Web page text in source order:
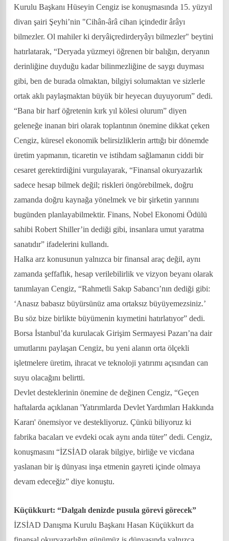
Kurulu Başkanı Hüseyin Cengiz ise konuşmasında 15. yüzyıl
divan şairi Şeyhi’nin "Cihân-ârâ cihan içindedir ârâyı
bilmezler. Ol mahiler ki deryâiçredirderyâyı bilmezler" beytini
hatırlatarak, “Deryada yüzmeyi öğrenen bir balığın, deryanın
derinliğine duyduğu kadar bilinmezliğine de saygı duyması
gibi, ben de burada olmaktan, bilgiyi solumaktan ve sizlerle
ortak aklı paylaşmaktan büyük bir heyecan duyuyorum” dedi.
“Bana bir harf öğretenin kırk yıl kölesi olurum” diyen
geleneğe inanan biri olarak toplantının önemine dikkat çeken
Cengiz, küresel ekonomik belirsizliklerin arttığı bir dönemde
üretim yapmanın, ticaretin ve istihdam sağlamanın ciddi bir
cesaret gerektirdiğini vurgulayarak, “Finansal okuryazarlık
sadece hesap bilmek değil; riskleri öngörebilmek, doğru
zamanda doğru kaynağa yönelmek ve bir şirketin yarınını
bugünden planlayabilmektir. Finans, Nobel Ekonomi Ödülü
sahibi Robert Shiller’in dediği gibi, insanlara umut yaratma
sanatıdır” ifadelerini kullandı.
Halka arz konusunun yalnızca bir finansal araç değil, aynı
zamanda şeffaflık, hesap verilebilirlik ve vizyon beyanı olarak
tanımlayan Cengiz, “Rahmetli Sakıp Sabancı’nın dediği gibi:
‘Anasız babasız büyürsünüz ama ortaksız büyüyemezsiniz.’
Bu söz bize birlikte büyümenin kıymetini hatırlatıyor” dedi.
Borsa İstanbul’da kurulacak Girişim Sermayesi Pazarı’na dair
umutlarını paylaşan Cengiz, bu yeni alanın orta ölçekli
işletmelere üretim, ihracat ve teknoloji yatırımı açısından can
suyu olacağını belirtti.
Devlet desteklerinin önemine de değinen Cengiz, “Geçen
haftalarda açıklanan 'Yatırımlarda Devlet Yardımları Hakkında
Kararı' önemsiyor ve destekliyoruz. Çünkü biliyoruz ki
fabrika bacaları ve evdeki ocak aynı anda tüter” dedi. Cengiz,
konuşmasını “İZSİAD olarak bilgiye, birliğe ve vicdana
yaslanan bir iş dünyası inşa etmenin gayreti içinde olmaya
devam edeceğiz” diye konuştu.
Küçükkurt: “Dalgalı denizde pusula görevi görecek”
İZSİAD Danışma Kurulu Başkanı Hasan Küçükkurt da